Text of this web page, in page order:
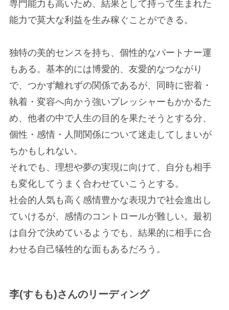
専門能力も高いため、結果として持って生まれた
能力で莫大な利益を生み稼ぐことができる。
独特の美的センスを持ち、個性的なパートナー運
もある。基本的には博愛的、友愛的なつながり
で、つかず離れずの関係であるが、同時に密着・
執着・変容へ向かう強いプレッシャーもかかるた
め、他者の中で人生の目的を果たそうとする分、
個性・感情・人間関係について迷走してしまいが
ちかもしれない。
それでも、理想や夢の実現に向けて、自分も相手
も変化してうまく合わせていこうとする。
社会的人気も高く感情豊かな表現力で社会進出し
ていけるが、感情のコントロールが難しい。最初
は自分で決めているようでも、結果的に相手に合
わせる自己犠牲的な面もあるだろう。
李(すもも)さんのリーディング